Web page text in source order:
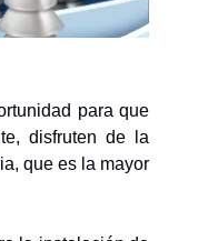
para que
disfruten de la
que es la mayor